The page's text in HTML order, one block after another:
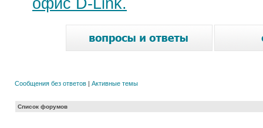
офис D-Link.
Сообщения без ответов | Активные темы
Список форумов